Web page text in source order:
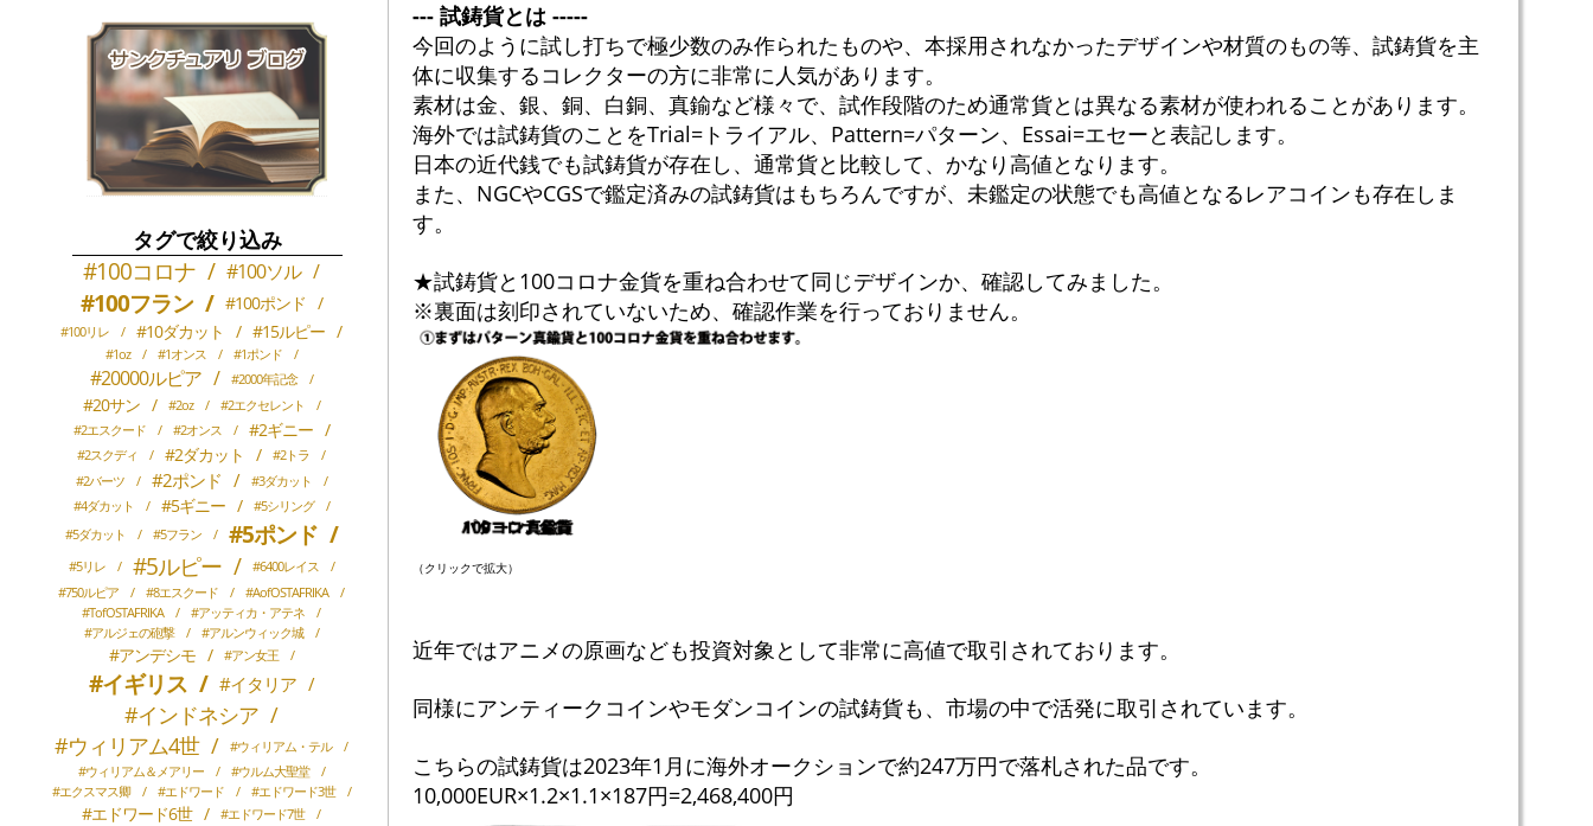
タグで絞り込み
#100コロナ / #100ソル /
#100フラン / #100ポンド /
#100リレ / #10ダカット / #15ルピー /
#1oz / #1オンス / #1ポンド /
#20000ルピア / #2000年記念 /
#20サン / #2oz / #2エクセレント
/
#2エスクード
/ #2オンス / #2ギニー /
#2スクディ / #2ダカット / #2トラ
/
#2バーツ
/ #2ポンド / #3ダカット
/
#4ダカット
/ #5ギニー / #5シリング
/
#5ダカット
/ #5フラン / #5ポンド /
#5リレ / #5ルピー / #6400レイス
/
#750ルピア
/ #8エスクード / #AofOSTAFRIKA
/
#TofOSTAFRIKA
/ #アッティカ・アテネ
/
#アルジェの砲撃
/ #アルンウィック城 /
#アンデシモ / #アン女王 /
#イギリス / #イタリア /
#インドネシア /
#ウィリアム4世 / #ウィリアム・テル
/
#ウィリアム＆メアリー
/ #ウルム大聖堂
/
#エクスマス卿
/ #エドワード / #エドワード3世 /
#エドワード6世 / #エドワード7世
/
--- 試鋳貨とは -----
今回のように試し打ちで極少数のみ作られたものや、本採用されなかったデザインや材質のもの等、試鋳貨を主
体に収集するコレクターの方に非常に人気があります。
素材は金、銀、銅、白銅、真鍮など様々で、試作段階のため通常貨とは異なる素材が使われることがあります。
海外では試鋳貨のことをTrial=トライアル、Pattern=パターン、Essai=エセーと表記します。
日本の近代銭でも試鋳貨が存在し、通常貨と比較して、かなり高値となります。
また、NGCやCGSで鑑定済みの試鋳貨はもちろんですが、未鑑定の状態でも高値となるレアコインも存在しま
す。
★試鋳貨と100コロナ金貨を重ね合わせて同じデザインか、確認してみました。
※裏面は刻印されていないため、確認作業を行っておりません。
（クリックで拡大）
近年ではアニメの原画なども投資対象として非常に高値で取引されております。
同様にアンティークコインやモダンコインの試鋳貨も、市場の中で活発に取引されています。
こちらの試鋳貨は2023年1月に海外オークションで約247万円で落札された品です。
10,000EUR×1.2×1.1×187円=2,468,400円